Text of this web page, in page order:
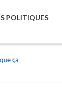
POLITIQUES
ça